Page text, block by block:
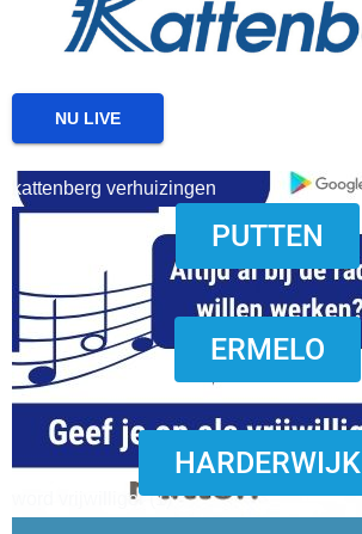
download onzze App
kattenberg verhuizingen
word vrijwilliger (1)
NU LIVE
PUTTEN
ERMELO
HARDERWIJK